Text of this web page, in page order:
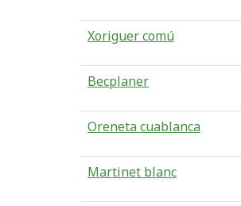
Xoriguer comú
Becplaner
Oreneta cuablanca
Martinet blanc